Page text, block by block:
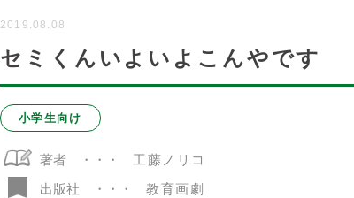
2019.08.08
セミくんいよいよこんやです
小学生向け
著者
工藤ノリコ
出版社
教育画劇